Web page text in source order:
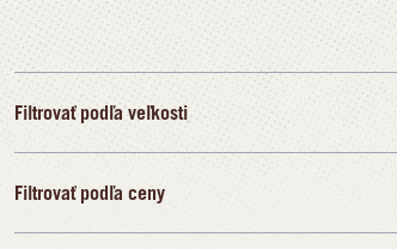
Filtrovať podľa veľkosti
35 36 37
Filtrovať podľa ceny